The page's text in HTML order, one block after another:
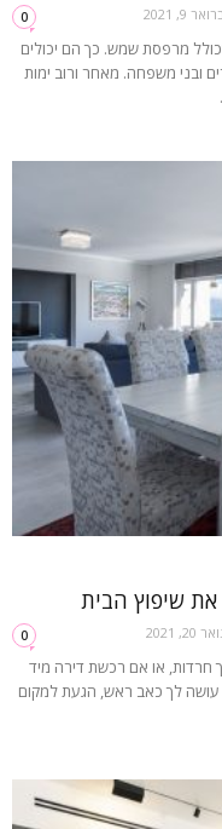
9, 2021
0
מרפסת שמש. כך הם יכולים
ובני משפחה. מאחר ורוב ימות
את שיפוץ הבית
20, 2021
0
או אם רכשת דירה מיד
עושה לך כאב ראש, הגעת למקום